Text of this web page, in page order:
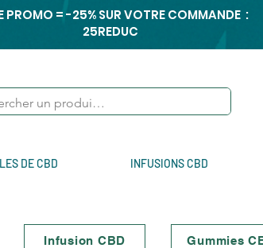
PROMO = -25% SUR VOTRE COMMANDE :
25REDUC
DE CBD INFUSIONS CBD
Infusion CBD Gummies